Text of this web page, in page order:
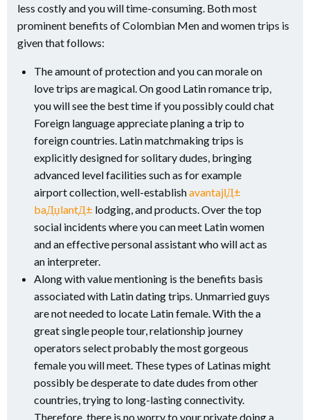
less costly and you will time-consuming. Both most
prominent benefits of Colombian Men and women trips is
given that follows:
The amount of protection and you can morale on
love trips are magical. On good Latin romance trip,
you will see the best time if you possibly could chat
Foreign language appreciate planing a trip to
foreign countries. Latin matchmaking trips is
explicitly designed for solitary dudes, bringing
advanced level facilities such as for example
airport collection, well-establishavantajlД±
baДџlantД± lodging, and products. Over the top
social incidents where you can meet Latin women
and an effective personal assistant who will act as
an interpreter.
Along with value mentioning is the benefits basis
associated with Latin dating trips. Unmarried guys
are not needed to locate Latin female. With the a
great single people tour, relationship journey
operators select probably the most gorgeous
female you will meet. These types of Latinas might
possibly be desperate to date dudes from other
countries, trying to long-lasting connectivity.
Therefore, there is no worry to your private doing a